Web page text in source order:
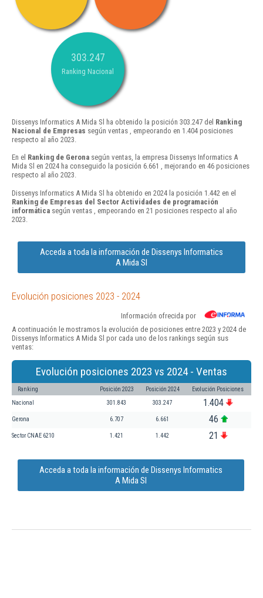
303.247
Ranking Nacional
Dissenys Informatics A Mida Sl ha obtenido la posición 303.247 del Ranking
Nacional de Empresas según ventas , empeorando en 1.404 posiciones
respecto al año 2023.
En el Ranking de Gerona según ventas, la empresa Dissenys Informatics A
Mida Sl en 2024 ha conseguido la posición 6.661 , mejorando en 46 posiciones
respecto al año 2023.
Dissenys Informatics A Mida Sl ha obtenido en 2024 la posición 1.442 en el
Ranking de Empresas del Sector Actividades de programación
informática según ventas , empeorando en 21 posiciones respecto al año
2023.
Acceda a toda la información de Dissenys Informatics
A Mida Sl
Evolución posiciones 2023 - 2024
Información ofrecida por
A continuación le mostramos la evolución de posiciones entre 2023 y 2024 de
Dissenys Informatics A Mida Sl por cada uno de los rankings según sus
ventas:
Evolución posiciones 2023 vs 2024 - Ventas
Ranking Posición 2023 Posición 2024 Evolución Posiciones
Nacional 301.843 303.247 1.404
Gerona 6.707 6.661 46
Sector CNAE 6210 1.421 1.442 21
Acceda a toda la información de Dissenys Informatics
A Mida Sl